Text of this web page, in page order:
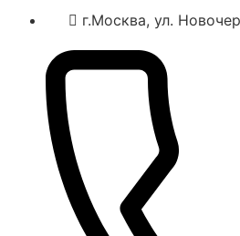
г.Москва, ул.